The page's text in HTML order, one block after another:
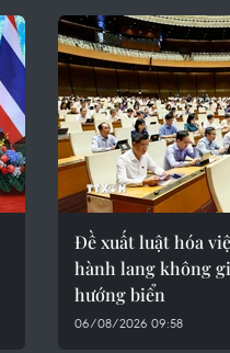
Đề xuất luật hóa
hành lang không
hướng biển
06/08/2026 09:58